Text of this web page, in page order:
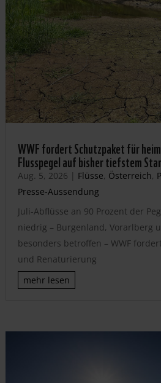
WWF fordert Schutzpaket für
Flusspegel auf bisher tiefstem
Aug. 5, 2026 | Flüsse, Österreich,
Presse-Aussendung
Juli-Abflüsse an 90 Prozent der
niedrig – Burgenland, Vorarlberg
besonders betroffen – WWF
und Renaturierung
mehr lesen